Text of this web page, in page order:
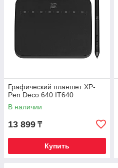
Графический планшет XP-
Pen Deco 640 IT640
В наличии
13 899 ₸
Купить